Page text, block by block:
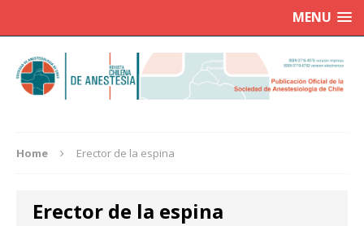
MENU
Home Erector de la espina
Erector de la espina